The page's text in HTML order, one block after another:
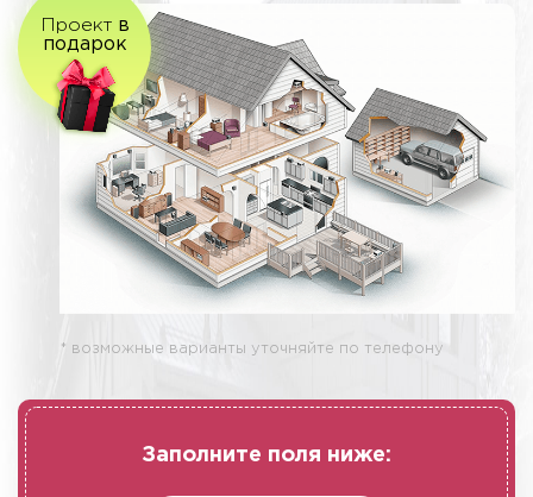
Проект в
подарок
* возможные варианты уточняйте по телефону
Заполните поля ниже: